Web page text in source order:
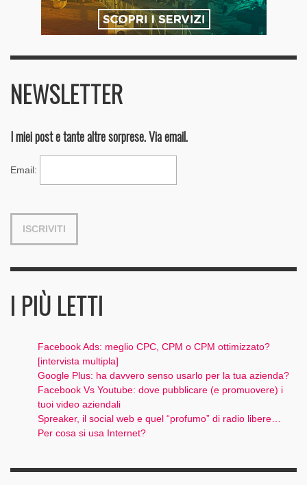
NEWSLETTER
I miei post e tante altre sorprese. Via email.
Email:
I PIÙ LETTI
Facebook Ads: meglio CPC, CPM o CPM ottimizzato?
[intervista multipla]
Google Plus: ha davvero senso usarlo per la tua azienda?
Facebook Vs Youtube: dove pubblicare (e promuovere) i
tuoi video aziendali
Spreaker, il social web e quel “profumo” di radio libere…
Per cosa si usa Internet?